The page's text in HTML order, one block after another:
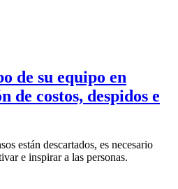
de su equipo en
de costos, despidos e
están descartados, es necesario
e inspirar a las personas.